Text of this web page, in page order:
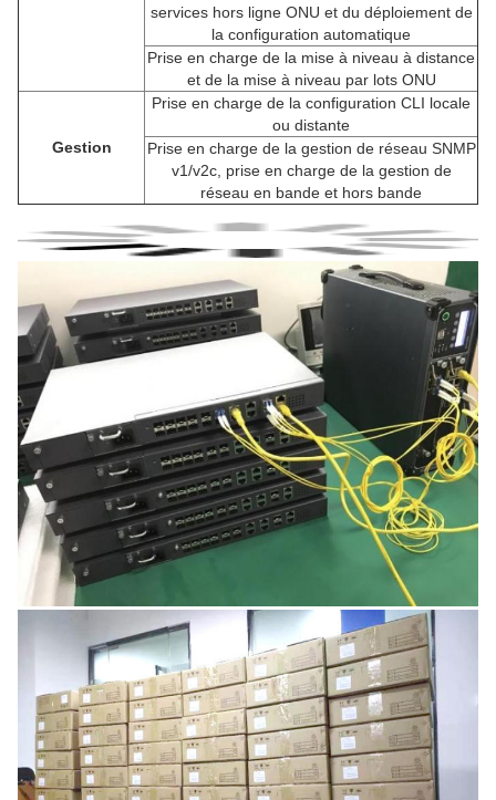
services hors ligne ONU et du déploiement de
la configuration automatique
Prise en charge de la mise à niveau à distance
et de la mise à niveau par lots ONU
Gestion
Prise en charge de la configuration CLI locale
ou distante
Prise en charge de la gestion de réseau SNMP
v1/v2c, prise en charge de la gestion de
réseau en bande et hors bande